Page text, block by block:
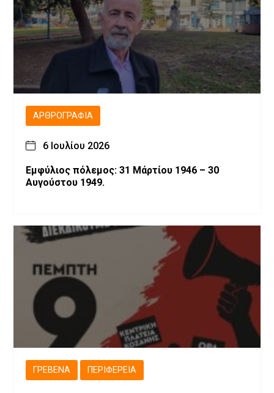
ΑΡΘΡΟΓΡΑΦΊΑ
6 Ιουλίου 2026
Εμφύλιος πόλεμος: 31 Μάρτίου 1946 – 30
Αυγούστου 1949.
ΓΡΕΒΕΝΆ ΠΕΡΙΦΈΡΕΙΑ